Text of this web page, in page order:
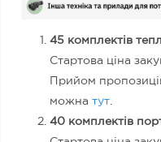
45 комплектів
Стартова ціна
Прийом
можна тут
40 комплектів